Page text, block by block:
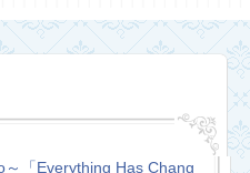
「Everything Has Chang